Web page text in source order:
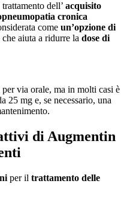
dell’ acquisito
cronica
come un’opzione di
che aiuta a ridurre la dose di
via orale, ma in molti casi è
25 mg e, se necessario, una
di Augmentin
per il trattamento delle